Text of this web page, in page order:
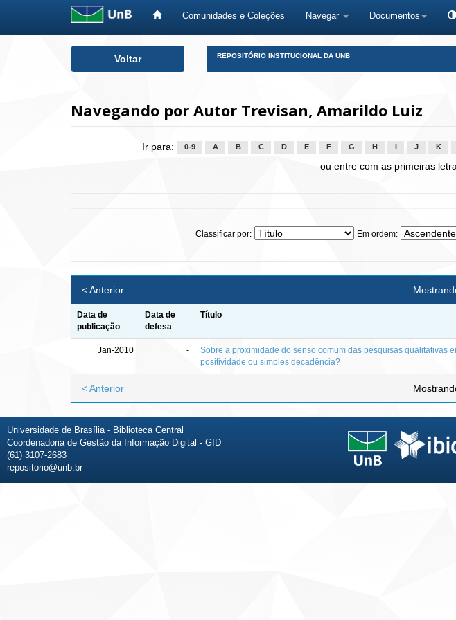
Comunidades e Coleções Navegar Documentos
Voltar REPOSITÓRIO INSTITUCIONAL DA UNB
Navegando por Autor Trevisan, Amarildo Luiz
Ir para: 0-9 A B C D E F G H J K
ou entre com as primeiras
Classificar por: Em ordem:
< Anterior
Data de
publicação
Data de
defesa
Título
Jan-2010 -
Sobre a proximidade do senso comum das pesquisas qualitativas
positividade ou simples decadência?
< Anterior
Universidade de Brasília - Biblioteca Central
Coordenadoria de Gestão da Informação Digital - GID
(61) 3107-2683
repositorio@unb.br